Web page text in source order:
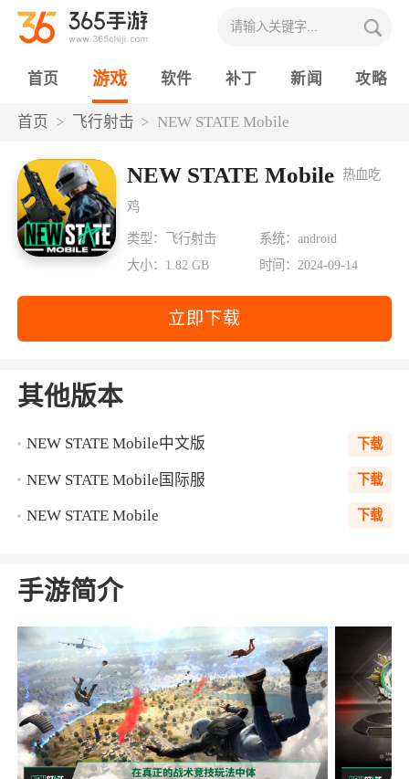
首页 游戏 软件 补丁 新闻 攻略
首页 飞行射击 NEW STATE Mobile
NEW STATE Mobile 热血吃
鸡
类型：飞行射击
系统：android
大小：1.82 GB
时间：2024-09-14
立即下载
其他版本
NEW STATE Mobile中文版 下载
NEW STATE Mobile国际服 下载
NEW STATE Mobile 下载
手游简介